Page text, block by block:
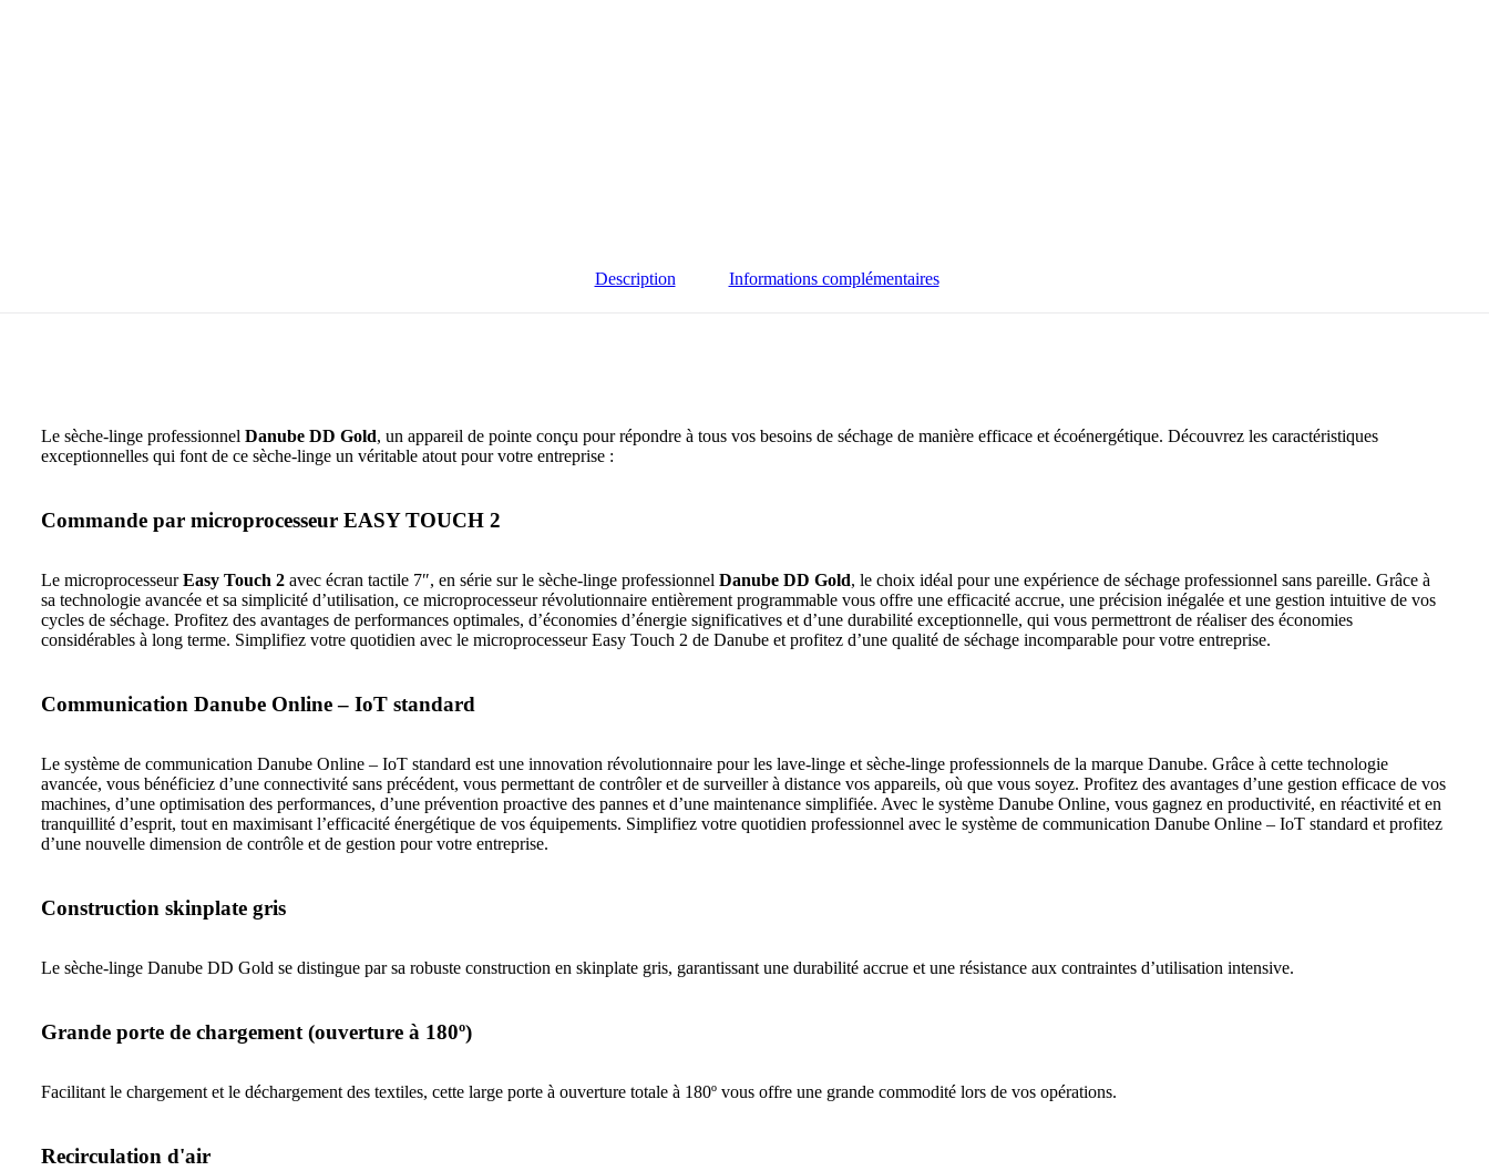
Description Informations complémentaires
Le sèche-linge professionnel Danube DD Gold, un appareil de pointe conçu pour répondre à tous vos besoins de séchage de manière efficace et écoénergétique. Découvrez les caractéristiques
exceptionnelles qui font de ce sèche-linge un véritable atout pour votre entreprise :
Commande par microprocesseur EASY TOUCH 2
Le microprocesseurEasy Touch 2 avec écran tactile 7″, en série sur le sèche-linge professionnel Danube DD Gold, le choix idéal pour une expérience de séchage professionnel sans pareille. Grâce à
sa technologie avancée et sa simplicité d’utilisation, ce microprocesseur révolutionnaire entièrement programmable vous offre une efficacité accrue, une précision inégalée et une gestion intuitive de vos
cycles de séchage. Profitez des avantages de performances optimales, d’économies d’énergie significatives et d’une durabilité exceptionnelle, qui vous permettront de réaliser des économies
considérables à long terme. Simplifiez votre quotidien avec le microprocesseur Easy Touch 2 de Danube et profitez d’une qualité de séchage incomparable pour votre entreprise.
Communication Danube Online – IoT standard
Le système de communication Danube Online – IoT standard est une innovation révolutionnaire pour les lave-linge et sèche-linge professionnels de la marque Danube. Grâce à cette technologie
avancée, vous bénéficiez d’une connectivité sans précédent, vous permettant de contrôler et de surveiller à distance vos appareils, où que vous soyez. Profitez des avantages d’une gestion efficace de vos
machines, d’une optimisation des performances, d’une prévention proactive des pannes et d’une maintenance simplifiée. Avec le système Danube Online, vous gagnez en productivité, en réactivité et en
tranquillité d’esprit, tout en maximisant l’efficacité énergétique de vos équipements. Simplifiez votre quotidien professionnel avec le système de communication Danube Online – IoT standard et profitez
d’une nouvelle dimension de contrôle et de gestion pour votre entreprise.
Construction skinplate gris
Le sèche-linge Danube DD Gold se distingue par sa robuste construction en skinplate gris, garantissant une durabilité accrue et une résistance aux contraintes d’utilisation intensive.
Grande porte de chargement (ouverture à 180º)
Facilitant le chargement et le déchargement des textiles, cette large porte à ouverture totale à 180º vous offre une grande commodité lors de vos opérations.
Recirculation d'air